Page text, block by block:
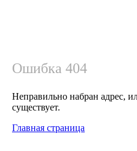
Ошибка 404
Неправильно набран адрес,
существует.
Главная страница